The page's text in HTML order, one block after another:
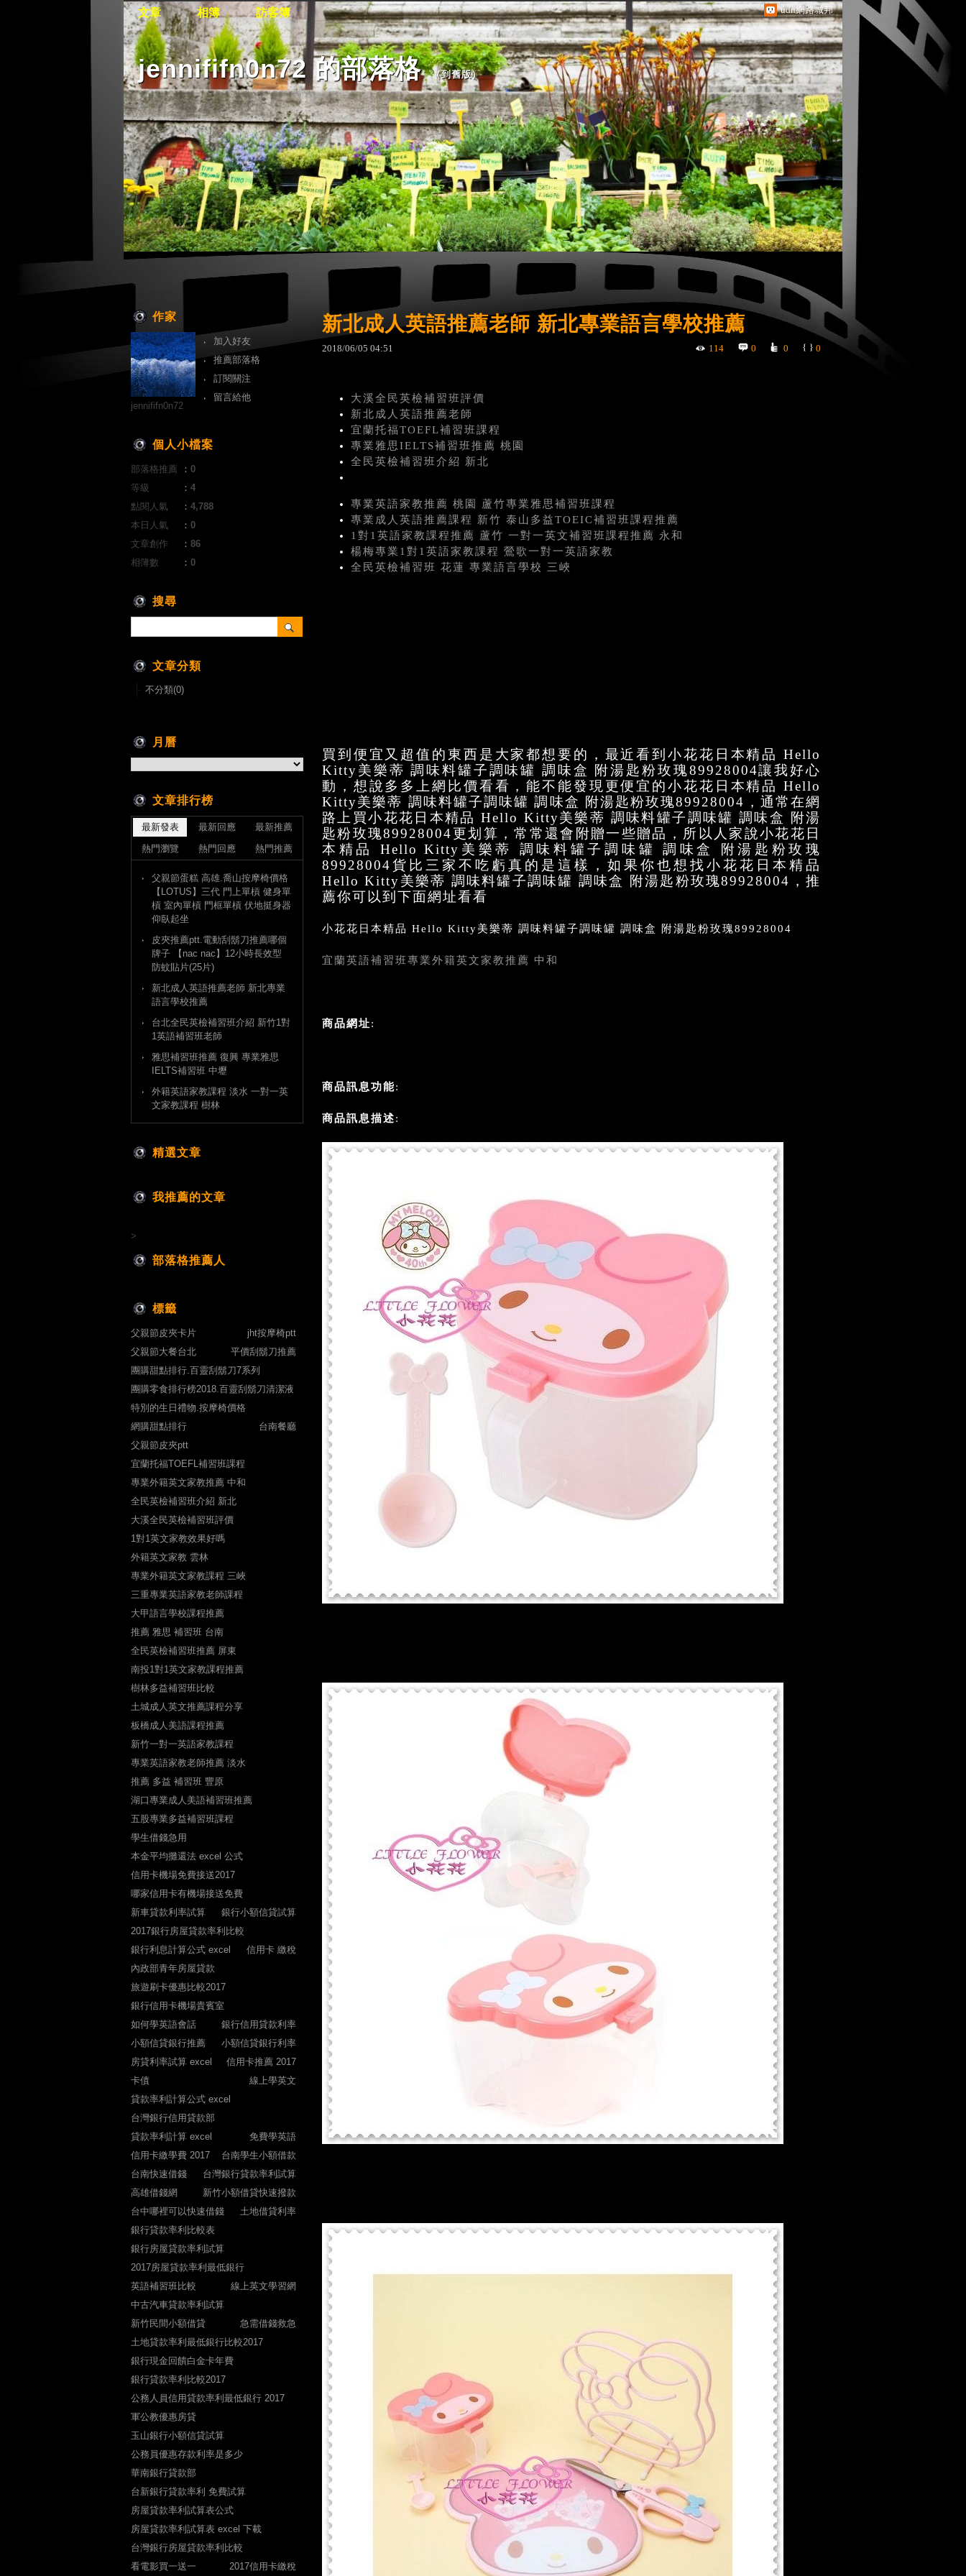
udn網路城邦
jennififn0n72 的部落格（到舊版）
文章 相簿 訪客簿
新北成人英語推薦老師 新北專業語言學校推薦
2018/06/05 04:51 114 0 0 0
大溪全民英檢補習班評價
新北成人英語推薦老師
宜蘭托福TOEFL補習班課程
專業雅思IELTS補習班推薦 桃園
全民英檢補習班介紹 新北
專業英語家教推薦 桃園 蘆竹專業雅思補習班課程
專業成人英語推薦課程 新竹 泰山多益TOEIC補習班課程推薦
1對1英語家教課程推薦 蘆竹 一對一英文補習班課程推薦 永和
楊梅專業1對1英語家教課程 鶯歌一對一英語家教
全民英檢補習班 花蓮 專業語言學校 三峽
買到便宜又超值的東西是大家都想要的，最近看到小花花日本精品 Hello
Kitty美樂蒂 調味料罐子調味罐 調味盒 附湯匙粉玫瑰89928004讓我好心
動，想說多多上網比價看看，能不能發現更便宜的小花花日本精品 Hello
Kitty美樂蒂 調味料罐子調味罐 調味盒 附湯匙粉玫瑰89928004，通常在網
路上買小花花日本精品 Hello Kitty美樂蒂 調味料罐子調味罐 調味盒 附湯
匙粉玫瑰89928004更划算，常常還會附贈一些贈品，所以人家說小花花日
本精品 Hello Kitty美樂蒂 調味料罐子調味罐 調味盒 附湯匙粉玫瑰
89928004貨比三家不吃虧真的是這樣，如果你也想找小花花日本精品
Hello Kitty美樂蒂 調味料罐子調味罐 調味盒 附湯匙粉玫瑰89928004，推
薦你可以到下面網址看看
小花花日本精品 Hello Kitty美樂蒂 調味料罐子調味罐 調味盒 附湯匙粉玫瑰89928004
宜蘭英語補習班專業外籍英文家教推薦 中和
商品網址:
商品訊息功能:
商品訊息描述:
作家
加入好友
推薦部落格
訂閱關注
留言給他
jennififn0n72
個人小檔案
部落格推薦 ： 0
等級
： 4
點閱人氣
： 4,788
本日人氣
： 0
文章創作
： 86
相簿數
： 0
搜尋
文章分類
不分類(0)
月曆
文章排行榜
最新發表 最新回應
最新推薦
熱門瀏覽
熱門回應 熱門推薦
父親節蛋糕 高雄.喬山按摩椅價格
【LOTUS】三代 門上單槓 健身單
槓 室內單槓 門框單槓 伏地挺身器
仰臥起坐
皮夾推薦ptt.電動刮鬍刀推薦哪個
牌子 【nac nac】12小時長效型
防蚊貼片(25片)
新北成人英語推薦老師 新北專業
語言學校推薦
台北全民英檢補習班介紹 新竹1對
1英語補習班老師
雅思補習班推薦 復興 專業雅思
IELTS補習班 中壢
外籍英語家教課程 淡水 一對一英
文家教課程 樹林
精選文章
我推薦的文章
>
部落格推薦人
標籤
父親節皮夾卡片
jht按摩椅ptt
父親節大餐台北
平價刮鬍刀推薦
團購甜點排行.百靈刮鬍刀7系列
團購零食排行榜2018.百靈刮鬍刀清潔液
特別的生日禮物.按摩椅價格
網購甜點排行
台南餐廳
父親節皮夾ptt
宜蘭托福TOEFL補習班課程
專業外籍英文家教推薦 中和
全民英檢補習班介紹 新北
大溪全民英檢補習班評價
1對1英文家教效果好嗎
外籍英文家教 雲林
專業外籍英文家教課程 三峽
三重專業英語家教老師課程
大甲語言學校課程推薦
推薦 雅思 補習班 台南
全民英檢補習班推薦 屏東
南投1對1英文家教課程推薦
樹林多益補習班比較
土城成人英文推薦課程分享
板橋成人美語課程推薦
新竹一對一英語家教課程
專業英語家教老師推薦 淡水
推薦 多益 補習班 豐原
湖口專業成人美語補習班推薦
五股專業多益補習班課程
學生借錢急用
本金平均攤還法 excel 公式
信用卡機場免費接送2017
哪家信用卡有機場接送免費
新車貸款利率試算
銀行小額信貸試算
2017銀行房屋貸款率利比較
銀行利息計算公式 excel
信用卡 繳稅
內政部青年房屋貸款
旅遊刷卡優惠比較2017
銀行信用卡機場貴賓室
如何學英語會話
銀行信用貸款利率
小額信貸銀行推薦
小額信貸銀行利率
房貸利率試算 excel
信用卡推薦 2017
卡債
線上學英文
貸款率利計算公式 excel
台灣銀行信用貸款部
貸款率利計算 excel
免費學英語
信用卡繳學費 2017
台南學生小額借款
台南快速借錢
台灣銀行貸款率利試算
高雄借錢網
新竹小額借貸快速撥款
台中哪裡可以快速借錢
土地借貸利率
銀行貸款率利比較表
銀行房屋貸款率利試算
2017房屋貸款率利最低銀行
英語補習班比較
線上英文學習網
中古汽車貸款率利試算
新竹民間小額借貸
急需借錢救急
土地貸款率利最低銀行比較2017
銀行現金回饋白金卡年費
銀行貸款率利比較2017
公務人員信用貸款率利最低銀行 2017
軍公教優惠房貸
玉山銀行小額信貸試算
公務員優惠存款利率是多少
華南銀行貸款部
台新銀行貸款率利 免費試算
房屋貸款率利試算表公式
房屋貸款率利試算表 excel 下載
台灣銀行房屋貸款率利比較
看電影買一送一
2017信用卡繳稅